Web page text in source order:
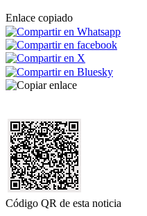
Enlace copiado
Código QR de esta noticia